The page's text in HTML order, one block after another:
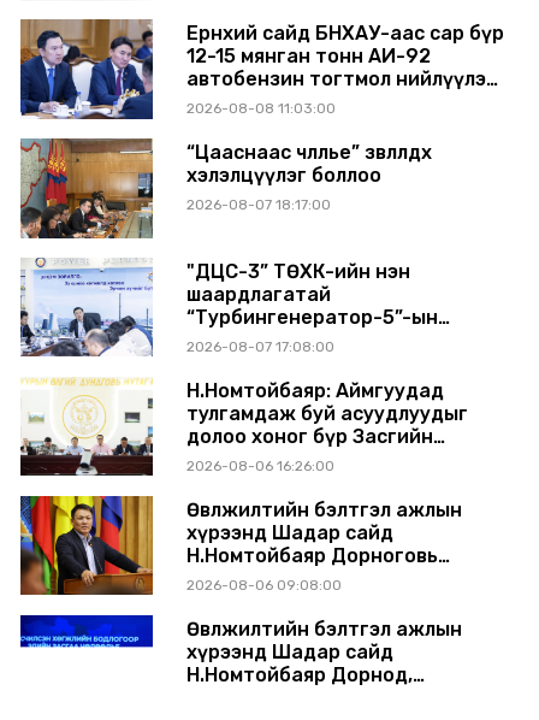
БАЙНА
Ерөнхий сайд БНХАУ-аас сар бүр
12-15 мянган тонн АИ-92
автобензин тогтмол нийлүүлэх
хүсэлт тавилаа
2026-08-08 11:03:00
“Цааснаас чөлөөлье” зөвлөлдөх
хэлэлцүүлэг боллоо
2026-08-07 18:17:00
"ДЦС-3” ТӨХК-ийн нэн
шаардлагатай
“Турбингенератор-5”-ын
шинэчлэлийн төсвийг
2026-08-07 17:08:00
Н.Номтойбаяр: Аймгуудад
тулгамдаж буй асуудлуудыг
долоо хоног бүр Засгийн
газрын хуралдаанд
2026-08-06 16:26:00
Өвөлжилтийн бэлтгэл ажлын
хүрээнд Шадар сайд
Н.Номтойбаяр Дорноговь
аймагт ажиллав
2026-08-06 09:08:00
Өвөлжилтийн бэлтгэл ажлын
хүрээнд Шадар сайд
Н.Номтойбаяр Дорнод,